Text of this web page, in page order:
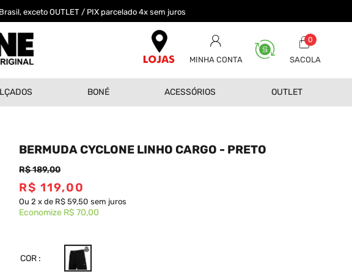
exceto OUTLET / PIX parcelado 4x sem juros
MINHA CONTA
0
BONÉ ACESSÓRIOS OUTLET
BERMUDA CYCLONE LINHO CARGO - PRETO
R$189,00
R$ 119,00
Ou2 x de R$ 59,50 sem juros
Economize R$ 70,00
COR